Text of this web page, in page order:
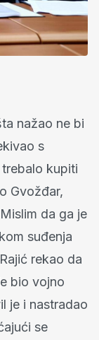
nažao ne bi
s
kupiti
Gvožđar,
da ga je
suđenja
rekao da
bio vojno
je i nastradao
se